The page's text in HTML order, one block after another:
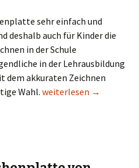
sehr einfach und
deshalb auch für Kinder die
in der Schule
in der Lehrausbildung
dem akkuraten Zeichnen
Wahl. Reissbrett A3
weiterlesen →